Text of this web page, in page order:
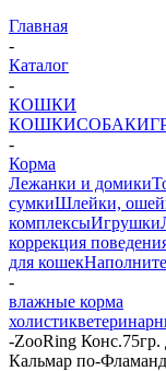
Главная
-
Каталог
-
КОШКИ
КОШКИСОБАКИ
-
Корма
Лежанки и домики
сумкиШлейки,
комплексыИгрушки
коррекция
для кошек
-
влажные корма
холистик
-ZooRing Конс.75гр.
Кальмар по-